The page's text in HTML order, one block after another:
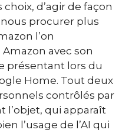
d’agir de façon
procurer plus
l’on
avec son
présentant lors du
Home. Tout deux
contrôlés par
l’objet, qui apparaît
l’usage de l’AI qui